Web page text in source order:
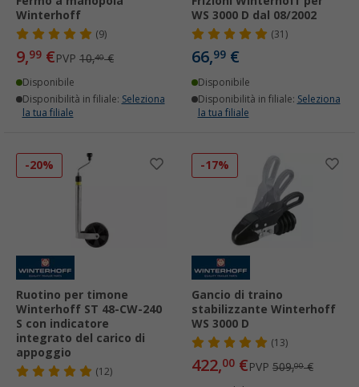
Winterhoff
(9)
9,99 €PVP 10,40€
Disponibile
Disponibilità in filiale: Seleziona
la tua filiale
WS 3000 D dal 08/2002
(31)
66,99 €
Disponibile
Disponibilità in filiale: Seleziona
la tua filiale
-20%
Ruotino per timone
Winterhoff ST 48-CW-240
S con indicatore
integrato del carico di
appoggio
(12)
-17%
Gancio di traino
stabilizzante Winterhoff
WS 3000 D
(13)
422,00 €PVP 509,00€